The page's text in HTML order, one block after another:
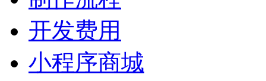
开发费用
小程序商城